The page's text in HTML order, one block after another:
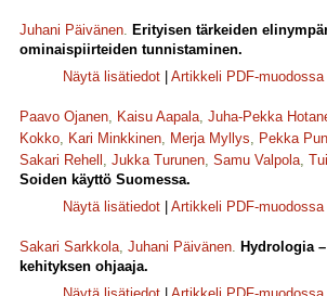
Juhani Päivänen. Erityisen tärkeiden
ominaispiirteiden tunnistaminen.
Näytä lisätiedot
Artikkeli PDF-muodossa|
Paavo Ojanen, Kaisu Aapala, Juha-Pekka
Kokko, Kari Minkkinen, Merja Myllys, Pekka
Sakari Rehell , Jukka Turunen, Samu Valpola,
Soiden käyttö Suomessa.
Näytä lisätiedot
Artikkeli PDF-muodossa|
Sakari Sarkkola, Juhani Päivänen. Hydrologia
kehityksen ohjaaja.